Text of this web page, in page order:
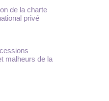
de la charte
privé
malheurs de la